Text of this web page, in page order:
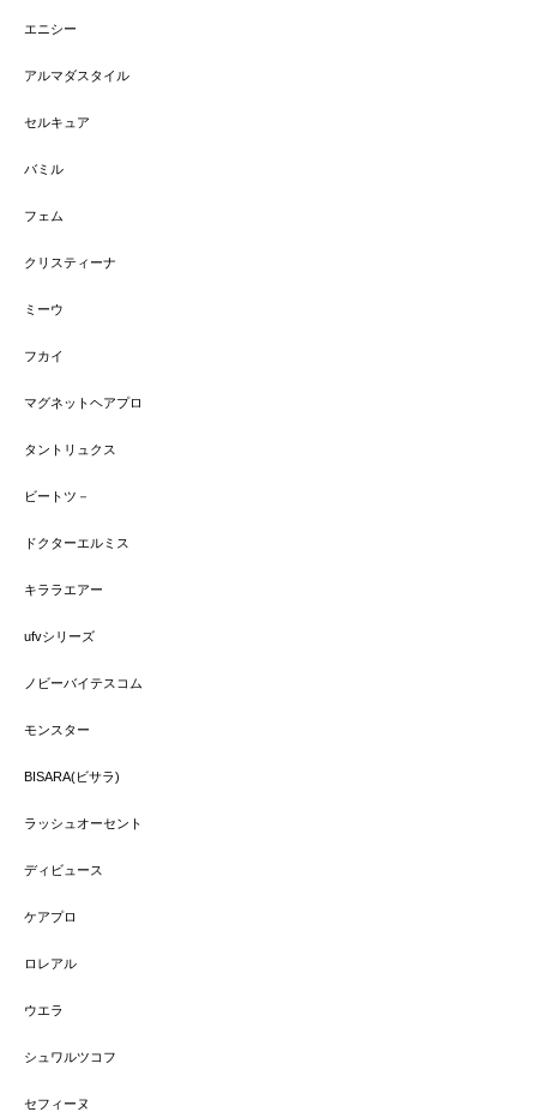
エニシー
アルマダスタイル
セルキュア
バミル
フェム
クリスティーナ
ミーウ
フカイ
マグネットヘアプロ
タントリュクス
ビートツ－
ドクターエルミス
キララエアー
ufvシリーズ
ノビーバイテスコム
モンスター
BISARA(ビサラ)
ラッシュオーセント
ディビュース
ケアプロ
ロレアル
ウエラ
シュワルツコフ
セフィーヌ